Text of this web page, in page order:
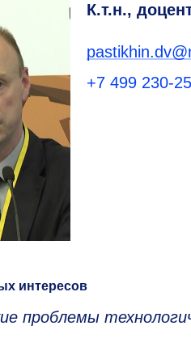
К.т.н.,
+7 499 230-
интересов
проблемы